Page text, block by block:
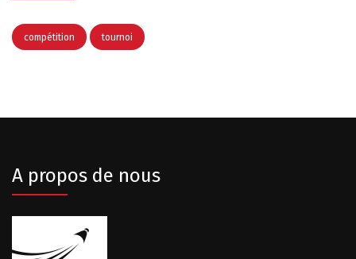
compétition tournoi
A propos de nous